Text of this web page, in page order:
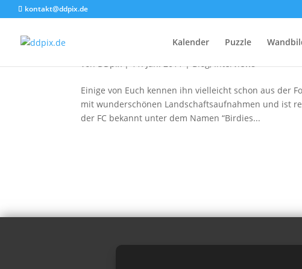
kontakt@ddpix.de
Kalender Puzzle
Interview mit Birdies
vonDDpix|11. Jan. 2011|Blog,Interviews
Einige von Euch kennen ihn vielleicht schon aus der
mit wunderschönen Landschaftsaufnahmen und ist
der FC bekannt unter dem Namen “Birdies...